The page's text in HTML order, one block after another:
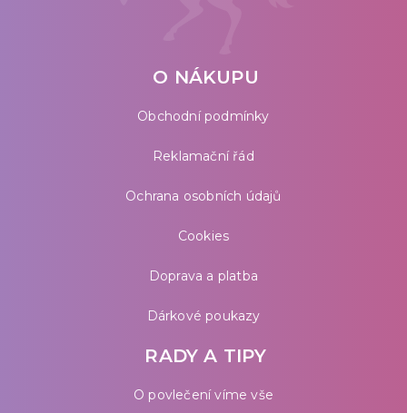
O NÁKUPU
Obchodní podmínky
Reklamační řád
Ochrana osobních údajů
Cookies
Doprava a platba
Dárkové poukazy
RADY A TIPY
O povlečení víme vše